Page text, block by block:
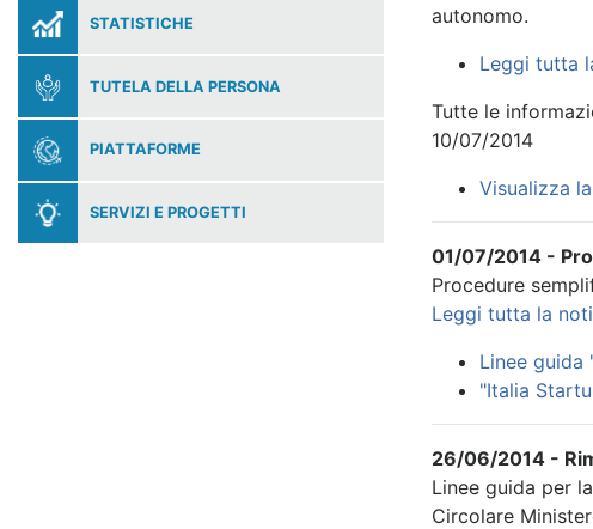
STATISTICHE
TUTELA DELLA PERSONA
PIATTAFORME
SERVIZI E PROGETTI
autonomo.
Leggi tutta
Tutte le
10/07/2014
Visualizza
01/07/2014 -
Procedure
Leggi tutta la
Linee guida
"Italia
26/06/2014 -
Linee guida per
Circolare